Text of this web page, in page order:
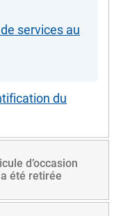
services au
du
d’occasion
été retirée